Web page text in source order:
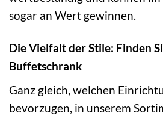
sogar an Wert gewinnen.
Die Vielfalt der Stile: Finden
Buffetschrank
Ganz gleich, welchen
bevorzugen, in unserem